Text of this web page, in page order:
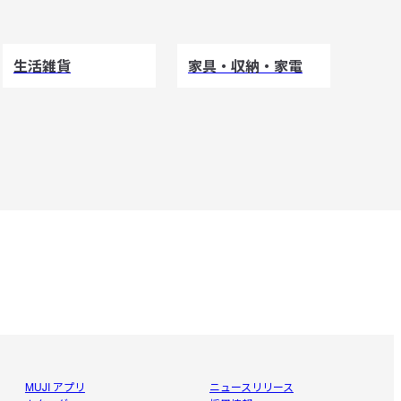
生活雑貨 家具・収納・家電
MUJI アプリ
ニュースリリース